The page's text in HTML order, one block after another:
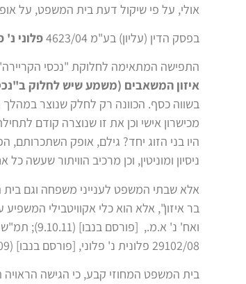
אולי, על פי שיקול דעת בית המשפט, על
בפסק הדין (עליון) בע"מ 4623/04
פלוני נ'
התפישה המתאימה לחלוקת "נכסי
איזון המשאבים (משמע שיש לחלוק
בשווה כסף. הכוונה רק לחלק שנוצר
מכישרון אישי וכן את זו שנוצרה קודם
היו בני הזוג יחד? גילם, אופק השתכרותם,
ניסיון ומוניטין, וכן מרכיב הוויתור שעשה
אלא שבתי המשפט לענייני משפחה וגם
29102/08 פלונית נ' פלוני, [פורסם בנבו] (22.3.09).
בית המשפט המחוזי קבע, כי הגישה